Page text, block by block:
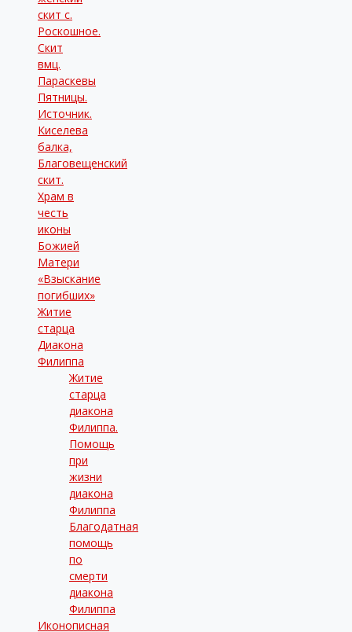
скит с.
Роскошное.
Скит
вмц.
Параскевы
Пятницы.
Источник.
Киселева
балка,
Благовещенский
скит.
Храм в
честь
иконы
Божией
Матери
«Взыскание
погибших»
Житие
старца
Диакона
Филиппа
Житие
старца
диакона
Филиппа.
Помощь
при
жизни
диакона
Филиппа
Благодатная
помощь
по
смерти
диакона
Филиппа
Иконописная